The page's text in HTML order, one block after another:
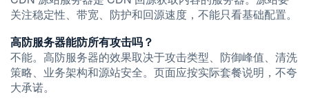
关注稳定性、带宽、防护和回源速度，不能只看基础配置。
高防服务器能防所有攻击吗？
不能。高防服务器的效果取决于攻击类型、防御峰值、清洗
策略、业务架构和源站安全。页面应按实际套餐说明，不夸
大承诺。